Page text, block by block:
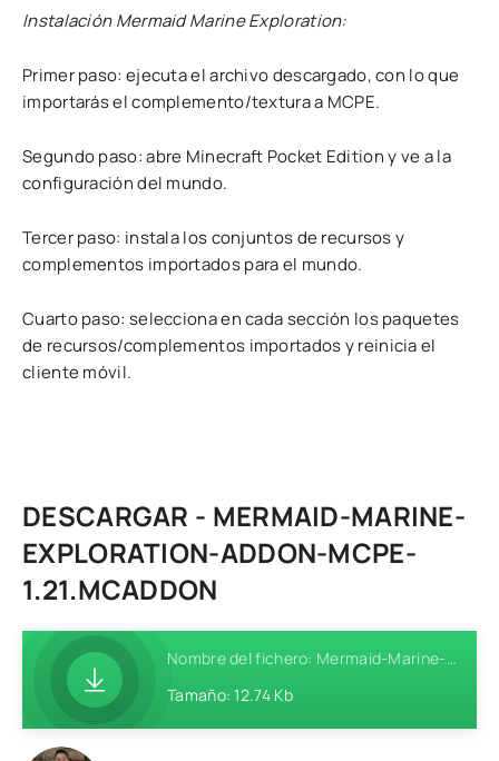
Instalación Mermaid Marine Exploration:
Primer paso: ejecuta el archivo descargado, con lo que
importarás el complemento/textura a MCPE.
Segundo paso: abre Minecraft Pocket Edition y ve a la
configuración del mundo.
Tercer paso: instala los conjuntos de recursos y
complementos importados para el mundo.
Cuarto paso: selecciona en cada sección los paquetes
de recursos/complementos importados y reinicia el
cliente móvil.
DESCARGAR - MERMAID-MARINE-
EXPLORATION-ADDON-MCPE-
1.21.MCADDON
Nombre del fichero: Mermaid-Marine-Exploration-Addon-MCPE-1.21.mcaddon
Tamaño: 12.74 Kb